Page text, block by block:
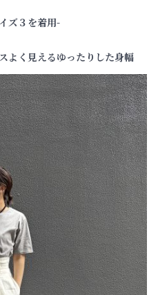
ズ３を着用-
よく見えるゆったりした身幅